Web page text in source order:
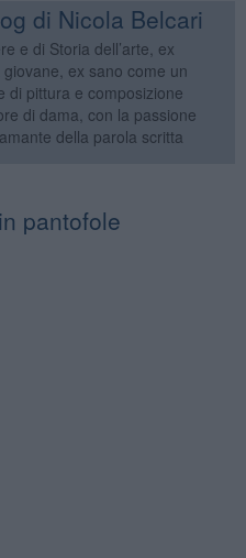
di Nicola Belcari
e di Storia dell’arte, ex
ex sano come un
di pittura e composizione
di dama, con la passione
della parola scritta
pantofole